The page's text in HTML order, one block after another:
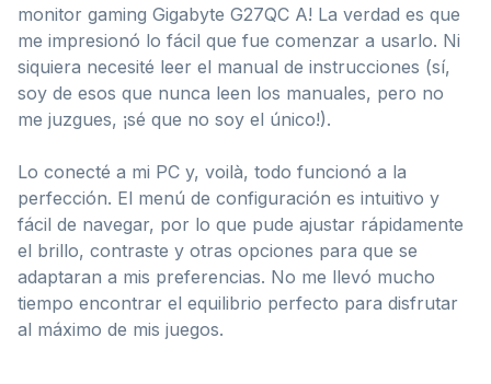
monitor gaming Gigabyte G27QC A! La verdad es que
me impresionó lo fácil que fue comenzar a usarlo. Ni
siquiera necesité leer el manual de instrucciones (sí,
soy de esos que nunca leen los manuales, pero no
me juzgues, ¡sé que no soy el único!).
Lo conecté a mi PC y, voilà, todo funcionó a la
perfección. El menú de configuración es intuitivo y
fácil de navegar, por lo que pude ajustar rápidamente
el brillo, contraste y otras opciones para que se
adaptaran a mis preferencias. No me llevó mucho
tiempo encontrar el equilibrio perfecto para disfrutar
al máximo de mis juegos.